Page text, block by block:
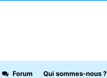
Forum Qui sommes-nous ?